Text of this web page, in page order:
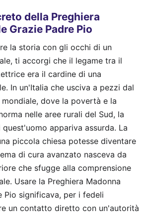
della Preghiera
Grazie Padre Pio
la storia con gli occhi di un
ti accorgi che il legame tra il
era il cardine di una
In un'Italia che usciva a pezzi dal
dove la povertà e la
nelle aree rurali del Sud, la
appariva assurda. La
piccola chiesa potesse diventare
di cura avanzato nasceva da
che sfugge alla comprensione
Usare la Preghiera Madonna
Pio significava, per i fedeli
un contatto diretto con un'autorità